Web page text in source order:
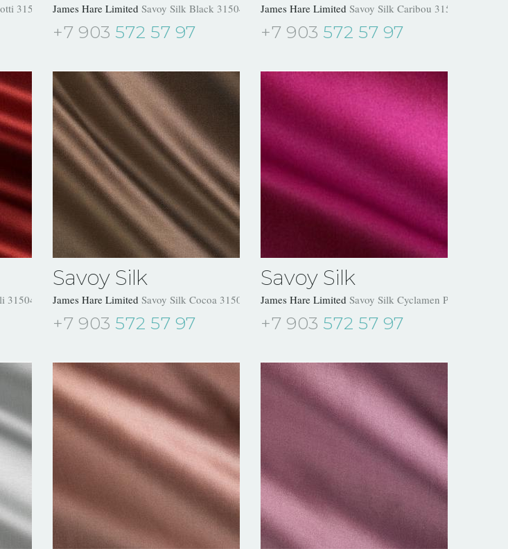
31504/03James Hare Limited Savoy Silk Black 31504/30
+7 903 572 57 97
James Hare Limited Savoy Silk Caribou 31504/04
+7 903 572 57 97
12
Savoy Silk
James Hare Limited Savoy Silk Cocoa 31504/09
+7 903 572 57 97
Savoy Silk
James Hare Limited Savoy Silk Cyclamen Pink 31504/14
+7 903 572 57 97